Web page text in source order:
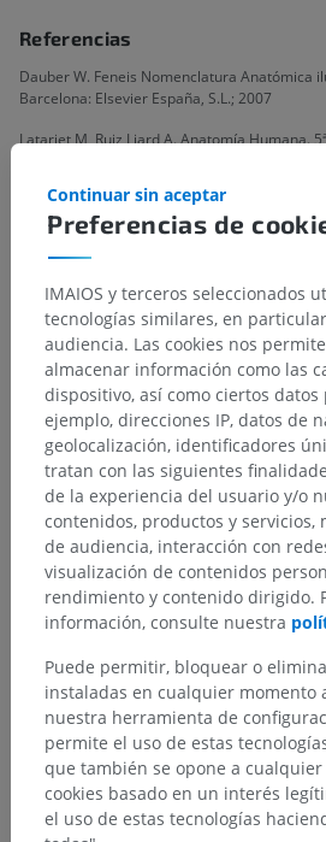
Referencias
Dauber W. Feneis Nomenclatura Anatómica
Barcelona: Elsevier España, S.L.; 2007
Latarjet M, Ruiz Liard A. Anatomía Humana.
Jerarquía anatómica
Anatomía humana 2
Cuerpo humano> Sistemas
Sistema nervioso> Sistema
Meninges > Duramadre >
Parte perióstica de la duramadre
Estructuras subyacentes:No hay
subyacentes correspondientes
anatómica
Traducciones
Preferencias de
Continuar sin aceptar
IMAIOS y terceros seleccionados
tecnologías similares, en
audiencia. Las cookies nos
almacenar información como las
dispositivo, así como ciertos datos
ejemplo, direcciones IP, datos de
geolocalización, identificadores
tratan con las siguientes
de la experiencia del usuario y/o
contenidos, productos y servicios,
de audiencia, interacción con
visualización de contenidos
rendimiento y contenido dirigido.
información, consulte nuestra
Puede permitir, bloquear o
instaladas en cualquier momento
nuestra herramienta de
permite el uso de estas
que también se opone a
cookies basado en un interés
el uso de estas tecnologías